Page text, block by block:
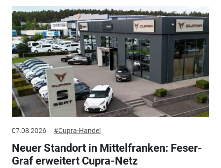
07.08.2026 #Cupra-Handel
Neuer Standort in Mittelfranken: Feser-
Graf erweitert Cupra-Netz